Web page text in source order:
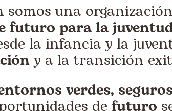
somos una
futuro para la
la infancia y la
y a la transición
verdes,